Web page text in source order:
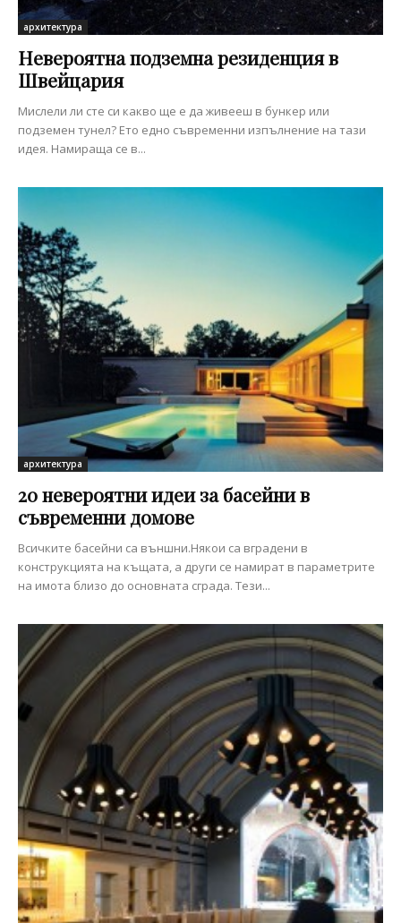
архитектура
Невероятна подземна резиденция в
Швейцария
Мислели ли сте си какво ще е да живееш в бункер или
подземен тунел? Ето едно съвременни изпълнение на тази
идея. Намираща се в...
архитектура
20 невероятни идеи за басейни в
съвременни домове
Всичките басейни са външни.Някои са вградени в
конструкцията на къщата, а други се намират в параметрите
на имота близо до основната сграда. Тези...